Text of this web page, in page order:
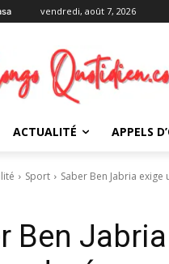
vendredi, août 7, 2026
ACTUALITÉ APPELS
Sport Saber Ben Jabria
Ben